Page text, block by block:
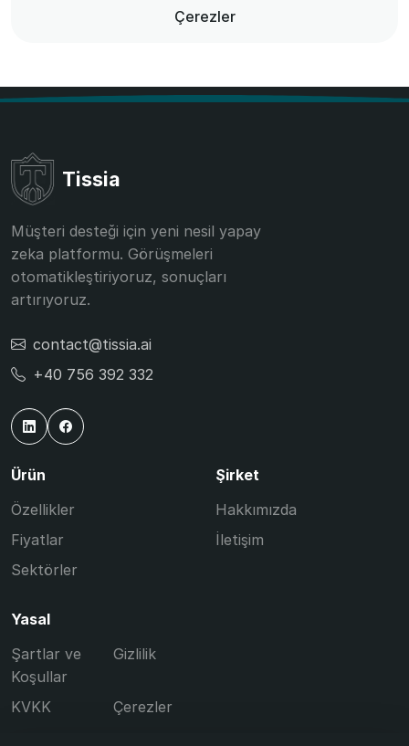
Çerezler
Tissia
Müşteri desteği için yeni nesil yapay
zeka platformu. Görüşmeleri
otomatikleştiriyoruz, sonuçları
artırıyoruz.
contact@tissia.ai
+40 756 392 332
Ürün
Özellikler
Fiyatlar
Sektörler
Şirket
Hakkımızda
İletişim
Yasal
Şartlar ve
Koşullar
Gizlilik
KVKK Çerezler